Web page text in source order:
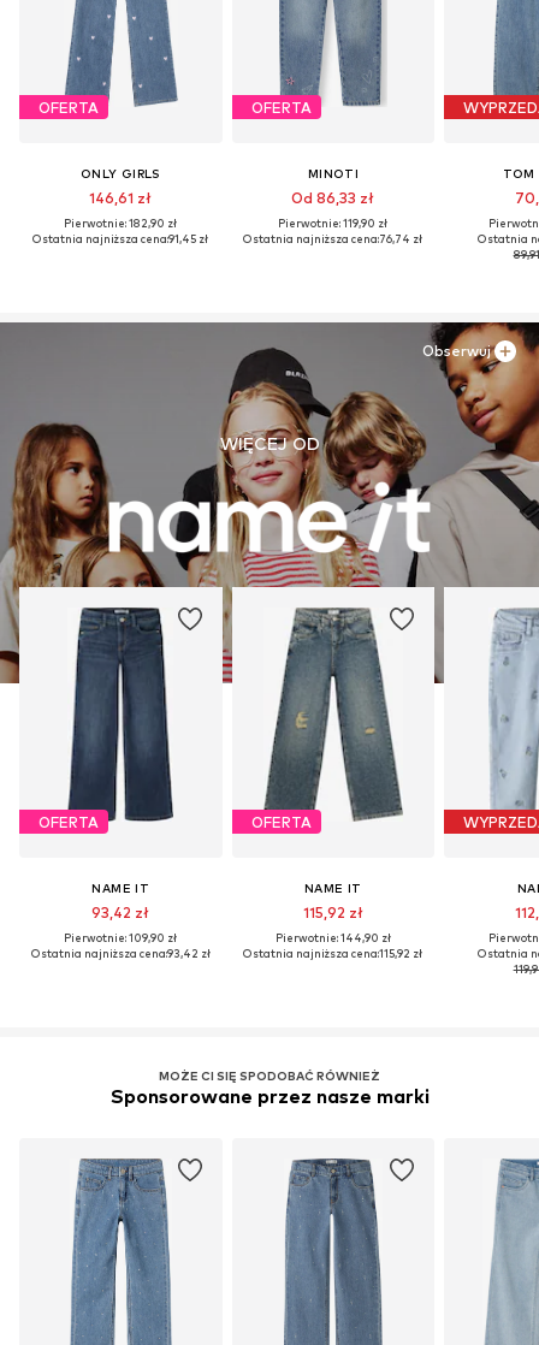
OFERTA
ONLY GIRLS
146,61 zł
Pierwotnie: 182,90 zł
Ostatnia najniższa cena:91,45 zł
OFERTA
MINOTI
Od 86,33 zł
Pierwotnie: 119,90 zł
Ostatnia najniższa cena:76,74 zł
TOM
Ostatnia
WIĘCEJ OD
OFERTA
NAME IT
93,42 zł
Pierwotnie: 109,90 zł
Ostatnia najniższa cena:93,42 zł
OFERTA
NAME IT
115,92 zł
Pierwotnie: 144,90 zł
Ostatnia najniższa cena:115,92 zł
Ostatnia
Obserwuj
MOŻE CI SIĘ SPODOBAĆ RÓWNIEŻ
Sponsorowane przez nasze marki